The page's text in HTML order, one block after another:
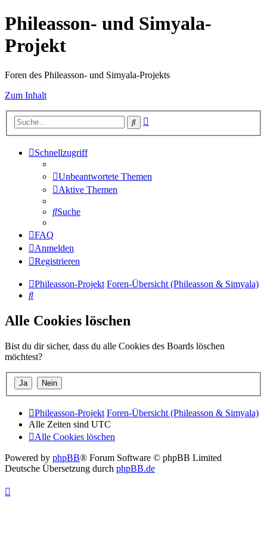
Phileasson- und Simyala-
Projekt
Foren des Phileasson- und Simyala-Projekts
Zum Inhalt
Suche
Schnellzugriff
Unbeantwortete Themen
Aktive Themen
Suche
FAQ
Anmelden
Registrieren
Phileasson-Projekt Foren-Übersicht (Phileasson & Simyala)
Suche
Alle Cookies löschen
Bist du dir sicher, dass du alle Cookies des Boards löschen
möchtest?
Phileasson-Projekt Foren-Übersicht (Phileasson & Simyala)
Alle Zeiten sind UTC
Alle Cookies löschen
Powered by phpBB® Forum Software © phpBB Limited
Deutsche Übersetzung durch phpBB.de